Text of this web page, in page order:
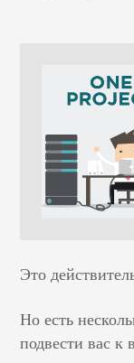
Это
Но есть
подвести вас к